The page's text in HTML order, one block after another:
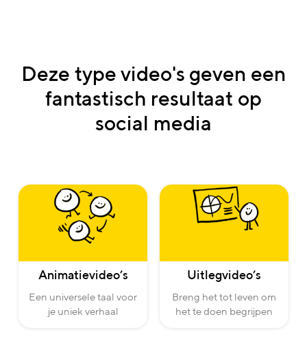
Deze typevideo's geven een
fantastisch resultaat op
social media
Animatievideo’s
Een universele taal voor
je uniek verhaal
Uitlegvideo’s
Breng het tot leven om
het te doen begrijpen